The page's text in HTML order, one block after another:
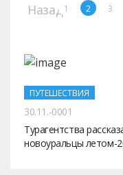
Назад 1 2 3
ПУТЕШЕСТВИЯ
30.11.-0001
Турагентства
новоуральцы летом-